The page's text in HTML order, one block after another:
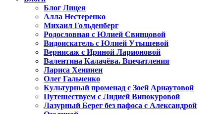
Блог Лицея
Алла Нестеренко
Михаил Гольденберг
Родословная с Юлией Свинцовой
Видоискатель с Юлией Утышевой
Вернисаж с Ириной Ларионовой
Валентина Калачёва. Впечатления
Лариса Хенинен
Олег Гальченко
Культурный променад с Зоей Арнаутовой
Путешествуем с Лидией Винокуровой
Лазурный Берег без пафоса с Александрой